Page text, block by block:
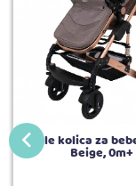
Jungle kolica za
Beige, 0m+